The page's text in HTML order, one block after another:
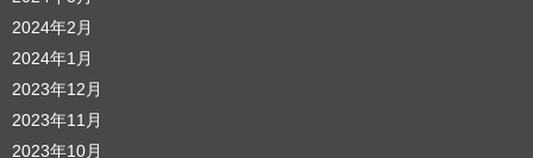
2024年2月
2024年1月
2023年12月
2023年11月
2023年10月